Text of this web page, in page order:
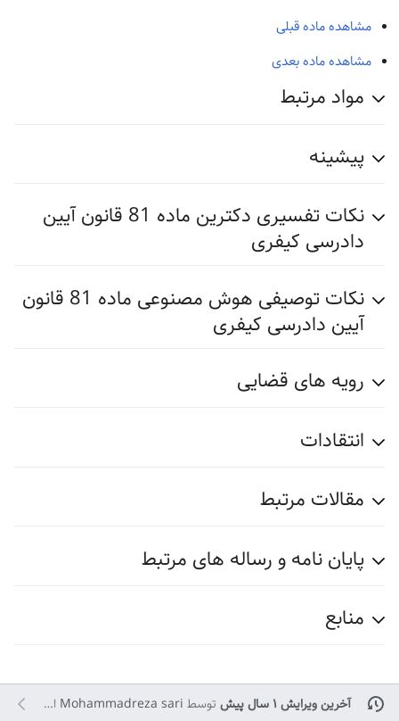
مشاهده ماده قبلی
مشاهده ماده بعدی
مواد مرتبط
پیشینه
نکات تفسیری دکترین ماده 81 قانون آیین
دادرسی کیفری
نکات توصیفی هوش مصنوعی ماده 81 قانون
آیین دادرسی کیفری
رویه های قضایی
انتقادات
مقالات مرتبط
پایان نامه و رساله های مرتبط
منابع
آخرین ویرایش ۱ سال پیش توسط Mohammadreza sari انجام شده